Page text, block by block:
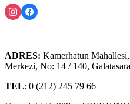
ADRES: Kamerhatun
Merkezi, No: 14 / 140,
TEL: 0 (212) 245 79 66